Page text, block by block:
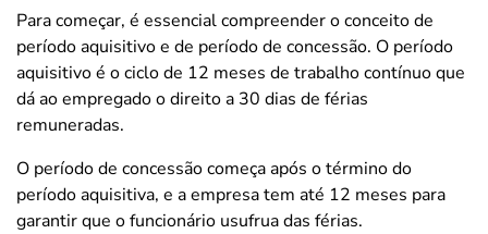
Para começar, é essencial compreender o conceito de
período aquisitivo e de período de concessão. O período
aquisitivo é o ciclo de 12 meses de trabalho contínuo que
dá ao empregado o direito a 30 dias de férias
remuneradas.
O período de concessão começa após o término do
período aquisitiva, e a empresa tem até 12 meses para
garantir que o funcionário usufrua das férias.